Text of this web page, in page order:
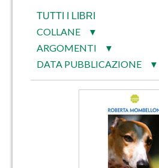
TUTTI I LIBRI
COLLANE ▼
ARGOMENTI ▼
DATA PUBBLICAZIONE ▼